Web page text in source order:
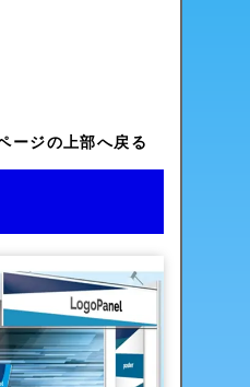
ージの上部へ戻る